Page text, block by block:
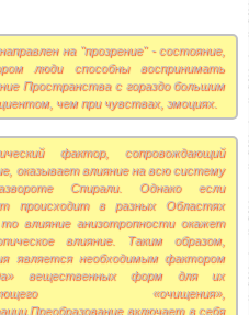
на "прозрение" - состояние,
люди способны воспринимать
Пространства с гораздо большим
чем при чувствах, эмоциях.
фактор, сопровождающий
оказывает влияние на всю систему
Спирали. Однако если
происходит в разных Областях
влияние анизотропности окажет
влияние. Таким образом,
является необходимым фактором
вещественных форм для их
«очищения»,
включает в себя